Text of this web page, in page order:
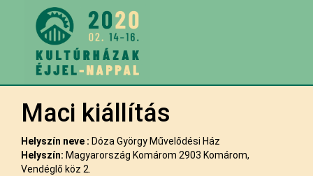
Maci kiállítás
Helyszín neve : Dóza György Művelődési Ház
Helyszín: Magyarország Komárom 2903 Komárom,
Vendéglő köz 2.